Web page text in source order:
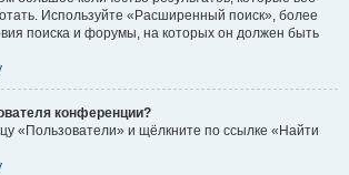
Используйте «Расширенный поиск», более
поиска и форумы, на которых он должен быть
конференции?
«Пользователи» и щёлкните по ссылке «Найти